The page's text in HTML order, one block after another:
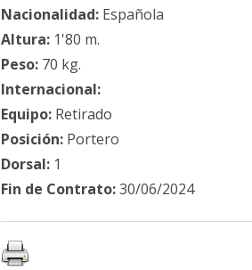
Nacionalidad: Española
Altura: 1'80 m.
Peso: 70 kg.
Internacional:
Equipo: Retirado
Posición: Portero
Dorsal: 1
Fin de Contrato:30/06/2024